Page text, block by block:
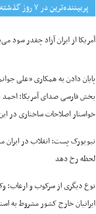
پربیننده‌ترین‌ در ۷ روز گذشته
آمریکا از ایران آزاد چقدر سود
پایان دادن به همکاری «علی
بخش فارسی صدای آمریکا؛ احمد
خواستار اصلاحات ساختاری در
نیویورک پست: انقلاب در
لحظه رخ دهد
نوع دیگری از سرکوب و ارعاب؛
ایرانیان خارج کشور مشروط به